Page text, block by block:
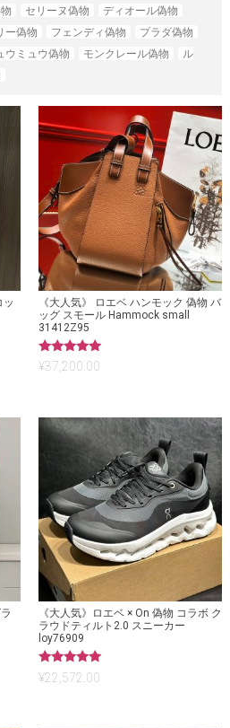
セリーヌ偽物
ディオール偽物
ー偽物 フェンディ偽物
プラダ偽物
ウミュウ偽物 モンクレール偽物
ル
ッ
《大人気》 ロエベ ハンモック 偽物 バ
ッグ スモール Hammock small
31412Z95
5段階中
5.00
¥37,200.00
《大人気》ロエベ × On 偽物 コラボ ク
ラウドティルト2.0 スニーカー
loy76909
5段階中
5.00
¥22,572.00